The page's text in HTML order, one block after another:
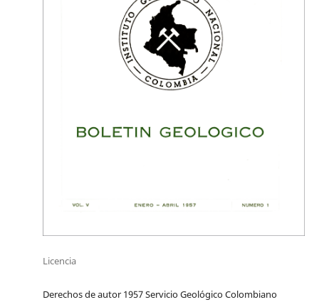
Licencia
Derechos de autor 1957 Servicio Geológico Colombiano